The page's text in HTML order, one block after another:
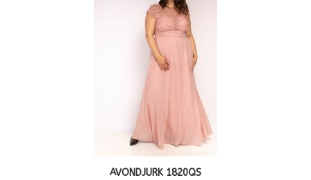
AVONDJURK 1820QS